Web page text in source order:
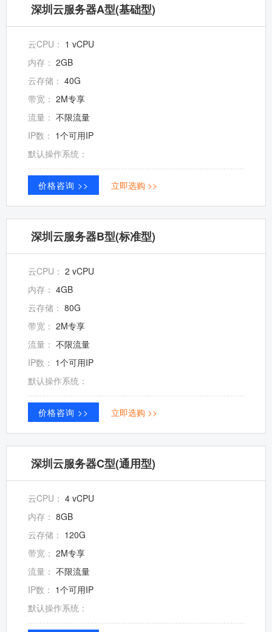
深圳云服务器A型(基础型)
云CPU： 1 vCPU
内存： 2GB
云存储： 40G
带宽： 2M专享
流量： 不限流量
IP数： 1个可用IP
默认操作系统：
价格咨询 >> 立即选购 >>
深圳云服务器B型(标准型)
云CPU： 2 vCPU
内存： 4GB
云存储： 80G
带宽： 2M专享
流量： 不限流量
IP数： 1个可用IP
默认操作系统：
价格咨询 >> 立即选购 >>
深圳云服务器C型(通用型)
云CPU： 4 vCPU
内存： 8GB
云存储： 120G
带宽： 2M专享
流量： 不限流量
IP数： 1个可用IP
默认操作系统：